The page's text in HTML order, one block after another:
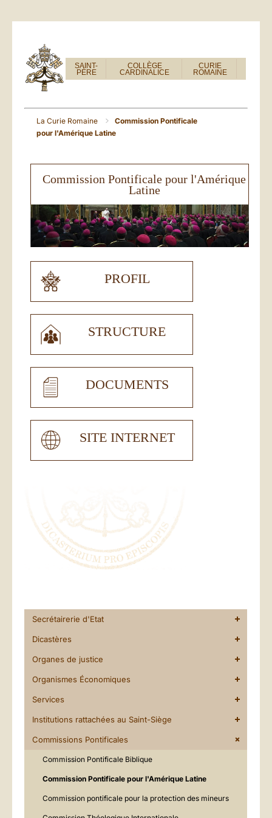
SAINT-
PÈRE
COLLÈGE
CARDINALICE
CURIE
ROMAINE
La Curie Romaine
Commission Pontificale
pour l'Amérique Latine
Commission Pontificale pour l'Amérique
Latine
PROFIL
STRUCTURE
DOCUMENTS
SITE INTERNET
Secrétairerie d'Etat
Dicastères
Organes de justice
Organismes Économiques
Services
Institutions rattachées au Saint-Siège
Commissions Pontificales
Commission Pontificale Biblique
Commission Pontificale pour l'Amérique Latine
Commission pontificale pour la protection des mineurs